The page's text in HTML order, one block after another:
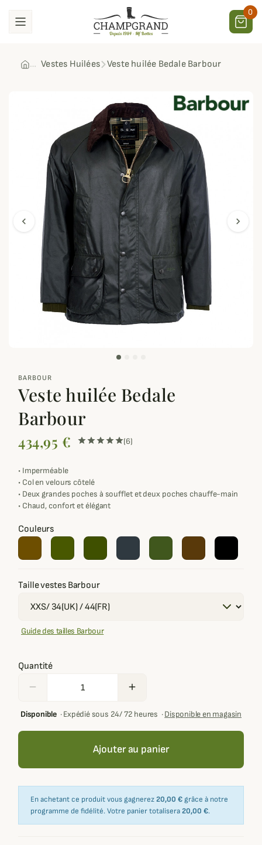
0
Vestes Huilées Veste huilée Bedale Barbour
chevron_left chevron_right
BARBOUR
Veste huilée Bedale
Barbour
434,95 € (6)
• Imperméable
• Col en velours côtelé
• Deux grandes poches à soufflet et deux poches chauffe-main
• Chaud, confort et élégant
Couleurs
Taille vestes Barbour
Guide des tailles Barbour
Quantité
remove add
Disponible·Expédié sous 24/ 72 heures ·Disponible en magasin
Ajouter au panier
En achetant ce produit vous gagnerez20,00 € grâce à notre
programme de fidélité. Votre panier totalisera20,00 €.